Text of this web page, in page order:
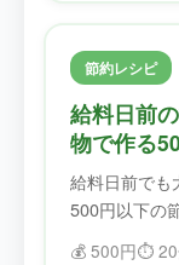
節約レシピ
給料日前
物で作る
給料日前でも
500円以下の
確認してか
💰 500円⏱️